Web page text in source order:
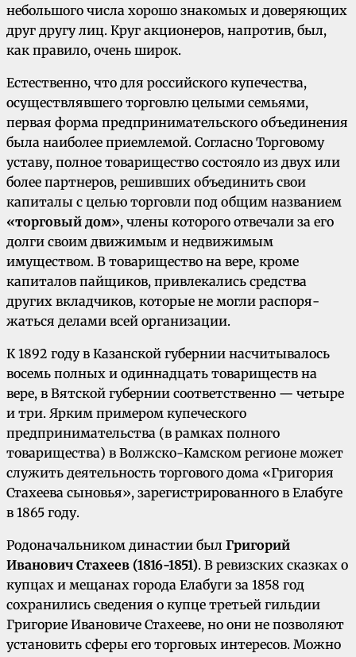
небольшого числа хорошо знакомых и доверяющих
друг другу лиц. Круг акционеров, напротив, был,
как правило, очень широк.
Естественно, что для российского купечества,
осуществлявшего торговлю целыми семьями,
первая форма предпринимательского объединения
была наиболее приемлемой. Согласно Торговому
уставу, полное товарищество состояло из двух или
более парт­неров, решивших объединить свои
капиталы с целью торговли под общим названием
«торговый дом», члены которого отвечали за его
долги своим движимым и недвижимым
имуществом. В товарищество на вере, кроме
капиталов пайщиков, привлекались средства
других вкладчиков, которые не могли распоря­
жаться делами всей организации.
К 1892 году в Казанской губернии насчи­тывалось
восемь полных и одиннадцать това­риществ на
вере, в Вятской губернии соответ­ственно — четыре
и три. Ярким примером ку­печеского
предпринимательства (в рамках пол­ного
товарищества) в Волжско-Камском регионе может
служить деятельность торгового дома «Григория
Стахеева сыновья», зарегистрирован­ного в Елабуге
в 1865 году.
Родоначальником династии был Григорий
Иванович Стахеев (1816-1851). В ревизских сказках о
купцах и мещанах города Елабуги за 1858 год
сохранились сведения о купце третьей гильдии
Григорие Ивановиче Стахееве, но они не позволяют
установить сферы его торговых интересов. Можно